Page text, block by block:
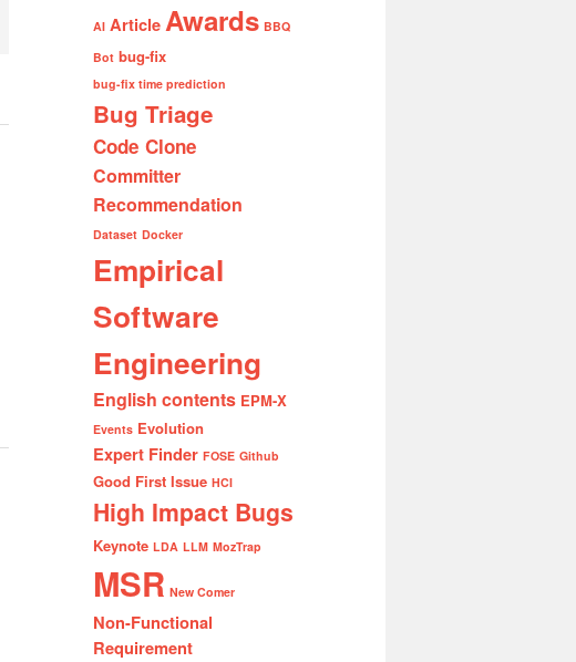
AI ArticleAwards BBQ
Bot bug-fix
bug-fix time prediction
Bug Triage
Code Clone
Committer
Recommendation
Dataset Docker
Empirical
Software
Engineering
English contents EPM-X
Events Evolution
Expert Finder FOSE Github
Good First Issue HCI
High Impact Bugs
Keynote LDA LLM MozTrap
MSR New Comer
Non-Functional
Requirement